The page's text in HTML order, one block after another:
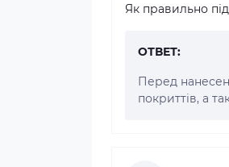
Як правильно
ОТВЕТ:
Перед
покриттів, а